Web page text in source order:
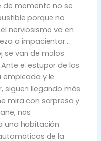
de momento no se
porque no
nerviosismo va en
a impacientar…
se van de malos
el estupor de los
empleada y le
siguen llegando más
mira con sorpresa y
nos
una habitación
de la